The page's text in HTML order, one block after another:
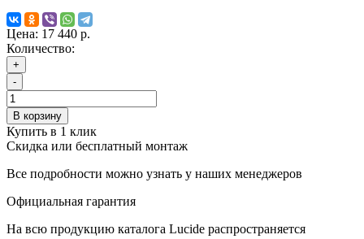
Цена: 17 440 р.
Количество:
+
-
В корзину
Купить в 1 клик
Скидка или бесплатный монтаж
Все подробности можно узнать у наших менеджеров
Официальная гарантия
На всю продукцию каталога Lucide распространяется